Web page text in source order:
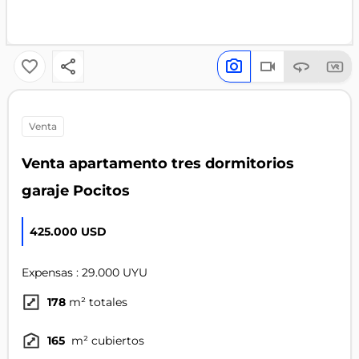
venta
Venta apartamento tres dormitorios
garaje Pocitos
425.000 USD
Expensas : 29.000 UYU
178 m² totales
165 m² cubiertos